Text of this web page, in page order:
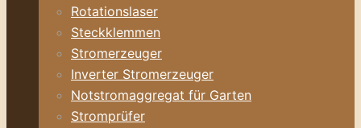
Rotationslaser
Steckklemmen
Stromerzeuger
Inverter Stromerzeuger
Notstromaggregat für Garten
Stromprüfer